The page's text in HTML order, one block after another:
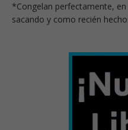
*Congelan perfectamente,
sacando y como recién